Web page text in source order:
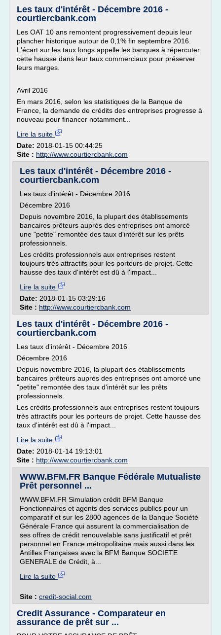
Les taux d'intérêt - Décembre 2016 -
courtiercbank.com
Les OAT 10 ans remontent progressivement depuis leur
plancher historique autour de 0,1% fin septembre 2016.
L'écart sur les taux longs appelle les banques à répercuter
cette hausse dans leur taux commerciaux pour préserver
leurs marges.
Avril 2016
En mars 2016, selon les statistiques de la Banque de
France, la demande de crédits des entreprises progresse à
nouveau pour financer notamment...
Lire la suite
Date: 2018-01-15 00:44:25
Site : http://www.courtiercbank.com
Les taux d'intérêt - Décembre 2016 -
courtiercbank.com
Les taux d'intérêt - Décembre 2016
Décembre 2016
Depuis novembre 2016, la plupart des établissements
bancaires prêteurs auprès des entreprises ont amorcé
une "petite" remontée des taux d'intérêt sur les prêts
professionnels.
Les crédits professionnels aux entreprises restent
toujours très attractifs pour les porteurs de projet. Cette
hausse des taux d'intérêt est dû à l'impact...
Lire la suite
Date: 2018-01-15 03:29:16
Site : http://www.courtiercbank.com
Les taux d'intérêt - Décembre 2016 -
courtiercbank.com
Les taux d'intérêt - Décembre 2016
Décembre 2016
Depuis novembre 2016, la plupart des établissements
bancaires prêteurs auprès des entreprises ont amorcé une
"petite" remontée des taux d'intérêt sur les prêts
professionnels.
Les crédits professionnels aux entreprises restent toujours
très attractifs pour les porteurs de projet. Cette hausse des
taux d'intérêt est dû à l'impact...
Lire la suite
Date: 2018-01-14 19:13:01
Site : http://www.courtiercbank.com
WWW.BFM.FR Banque Fédérale Mutualiste
Prêt personnel ...
WWW.BFM.FR Simulation crédit BFM Banque
Fonctionnaires et agents des services publics pour un
comparatif et sur les 2800 agences de la Banque Société
Générale France qui assurent la commercialisation de
ses offres de crédit renouvelable sans justificatif et prêt
personnel en France métropolitaine mais aussi dans les
Antilles Françaises avec la BFM Banque SOCIETE
GENERALE de Crédit, à...
Lire la suite
Site : credit-social.com
Credit Assurance - Comparateur en
assurance de prêt sur ...